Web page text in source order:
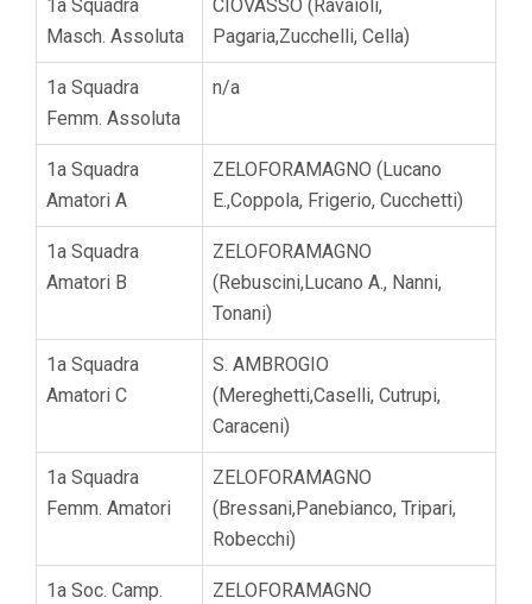
1a Squadra
Masch. Assoluta
CIOVASSO (Ravaioli,
Pagaria,Zucchelli, Cella)
1a Squadra
Femm. Assoluta
n/a
1a Squadra
Amatori A
ZELOFORAMAGNO (Lucano
E.,Coppola, Frigerio, Cucchetti)
1a Squadra
Amatori B
ZELOFORAMAGNO
(Rebuscini,Lucano A., Nanni,
Tonani)
1a Squadra
Amatori C
S. AMBROGIO
(Mereghetti,Caselli, Cutrupi,
Caraceni)
1a Squadra
Femm. Amatori
ZELOFORAMAGNO
(Bressani,Panebianco, Tripari,
Robecchi)
1a Soc. Camp.
ZELOFORAMAGNO